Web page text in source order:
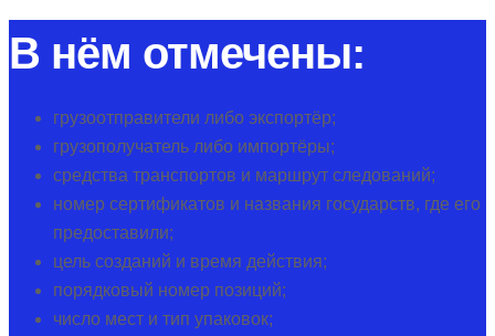
В нём отмечены:
грузоотправители либо экспортёр;
грузополучатель либо импортёры;
средства транспортов и маршрут следований;
номер сертификатов и названия государств, где его
предоставили;
цель созданий и время действия;
порядковый номер позиций;
число мест и тип упаковок;